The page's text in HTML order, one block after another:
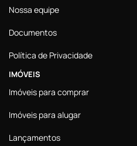
Nossa equipe
Documentos
Política de Privacidade
IMÓVEIS
Imóveis para comprar
Imóveis para alugar
Lançamentos